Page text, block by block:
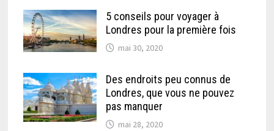
5 conseils pour voyager à
Londres pour la première fois
mai 30, 2020
Des endroits peu connus de
Londres, que vous ne pouvez
pas manquer
mai 28, 2020